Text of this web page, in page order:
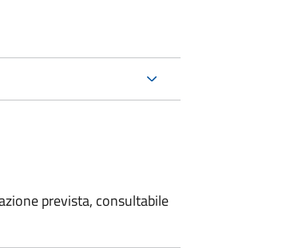
prevista, consultabile